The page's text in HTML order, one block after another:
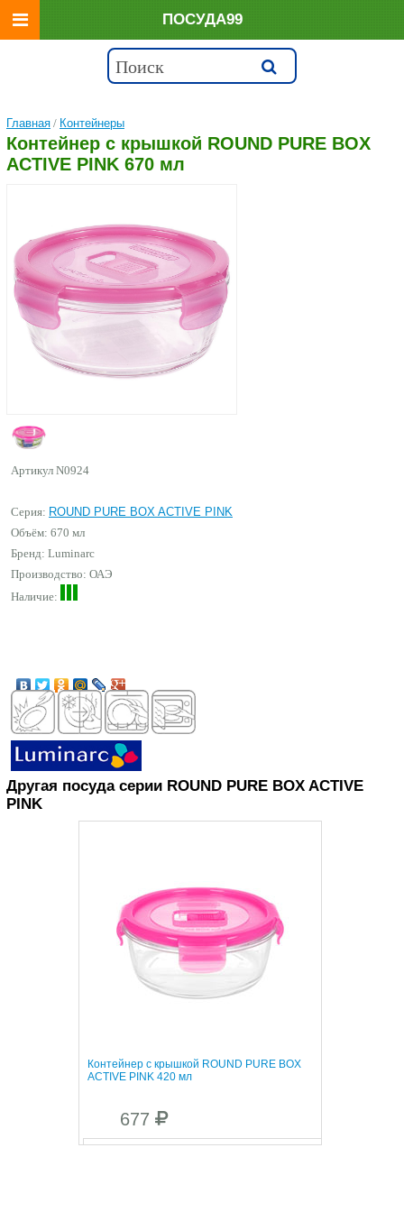
Главная / Контейнеры
Контейнер с крышкой ROUND PURE BOX
ACTIVE PINK 670 мл
Артикул N0924
Серия: ROUND PURE BOX ACTIVE PINK
Объём: 670 мл
Бренд: Luminarc
Производство: ОАЭ
Наличие:
Другая посуда серии ROUND PURE BOX ACTIVE
PINK
Контейнер с крышкой ROUND PURE BOX
ACTIVE PINK 420 мл
677
ПОСУДА99